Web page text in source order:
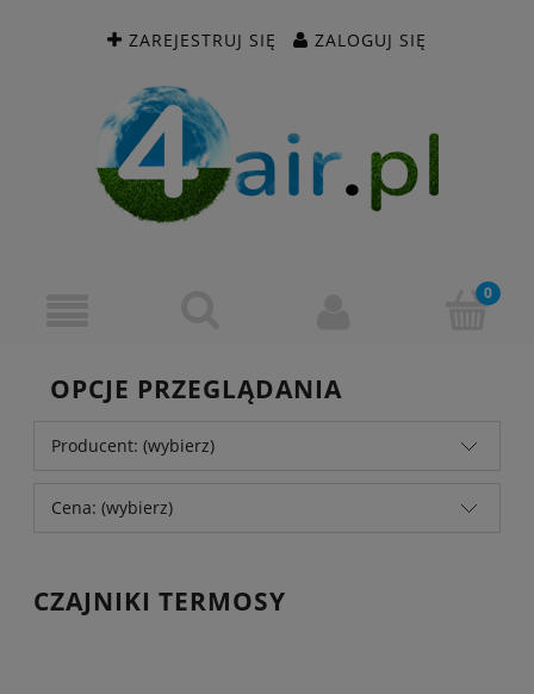
ZAREJESTRUJ SIĘ ZALOGUJ SIĘ
OPCJE PRZEGLĄDANIA
Producent: (wybierz)
Cena: (wybierz)
CZAJNIKI TERMOSY